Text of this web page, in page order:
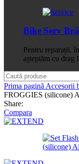
Bike Serv
Pentru reparații,
așteptăm cu drag
Prima pagină Accesorii
FROGGIES (silicone)
Share:
Compara